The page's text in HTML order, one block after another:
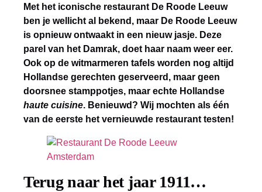
Met het iconische restaurant De Roode Leeuw
ben je wellicht al bekend, maar De Roode Leeuw
is opnieuw ontwaakt in een nieuw jasje. Deze
parel van het Damrak, doet haar naam weer eer.
Ook op de witmarmeren tafels worden nog altijd
Hollandse gerechten geserveerd, maar geen
doorsnee stamppotjes, maar echte Hollandse
haute cuisine. Benieuwd? Wij mochten als één
van de eerste het vernieuwde restaurant testen!
Terug naar het jaar 1911…